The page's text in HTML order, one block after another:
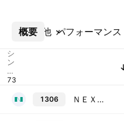
概要 パフォーマンス
その他
シ
ン
ボ
ル
1306 ＮＥＸＴ ＦＵＮＤＳ ＴＯＰＩＸ連動型上場投信